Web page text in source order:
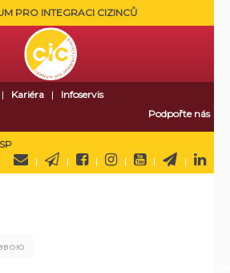
PRO INTEGRACI CIZINCŮ
Kariéra
Infoservis
Podpořte nás